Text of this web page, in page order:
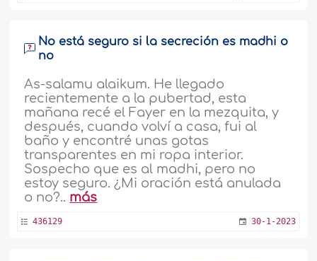
No está seguro si la secreción es madhi o
no
As-salamu alaikum. He llegado
recientemente a la pubertad, esta
mañana recé el Fayer en la mezquita, y
después, cuando volví a casa, fui al
baño y encontré unas gotas
transparentes en mi ropa interior.
Sospecho que es al madhi, pero no
estoy seguro. ¿Mi oración está anulada
o no?.. más
436129 30-1-2023